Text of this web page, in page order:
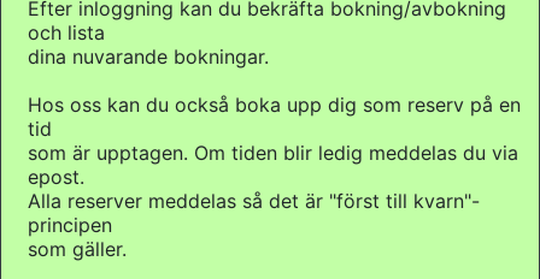
Efter inloggning kan du bekräfta bokning/avbokning
och lista
dina nuvarande bokningar.
Hos oss kan du också boka upp dig som reserv på en
tid
som är upptagen. Om tiden blir ledig meddelas du via
epost.
Alla reserver meddelas så det är "först till kvarn"-
principen
som gäller.